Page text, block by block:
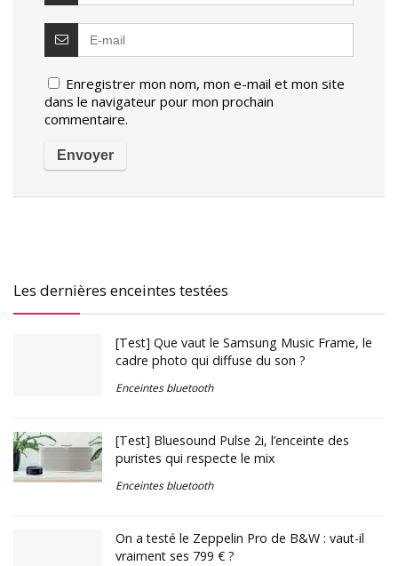
Enregistrer mon nom, mon e-mail et mon site
dans le navigateur pour mon prochain
commentaire.
Les dernières enceintes testées
[Test] Que vaut le Samsung Music Frame, le
cadre photo qui diffuse du son ?
Enceintes bluetooth
[Test] Bluesound Pulse 2i, l’enceinte des
puristes qui respecte le mix
Enceintes bluetooth
On a testé le Zeppelin Pro de B&W : vaut-il
vraiment ses 799 € ?